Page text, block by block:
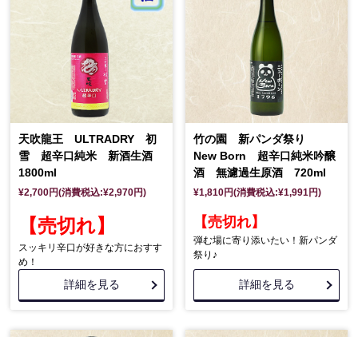
天吹龍王 ULTRADRY 初
雪 超辛口純米 新酒生酒
1800ml
¥2,700円(消費税込:¥2,970円)
【売切れ】
スッキリ辛口が好きな方におすす
め！
詳細を見る
竹の園 新パンダ祭り
New Born 超辛口純米吟醸
酒 無濾過生原酒 720ml
¥1,810円(消費税込:¥1,991円)
【売切れ】
弾む場に寄り添いたい！新パンダ
祭り♪
詳細を見る